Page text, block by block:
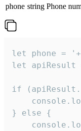
phone string Phone
let phone =
let apiResult
if
} else {